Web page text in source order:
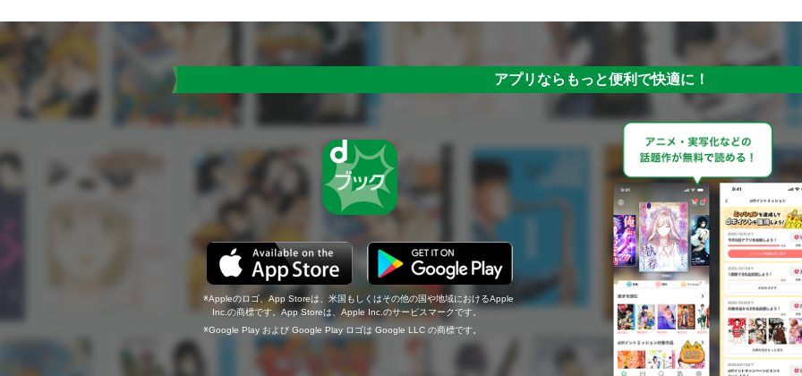
アプリならもっと便利で快適に！
Appleのロゴ、App Storeは、米国もしくはその他の国や地域におけるApple
Inc.の商標です。App Storeは、Apple Inc.のサービスマークです。
Google Play および Google Play ロゴは Google LLC の商標です。